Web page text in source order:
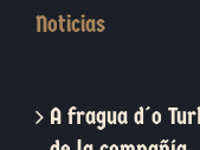
Noticias
A fragua d´o